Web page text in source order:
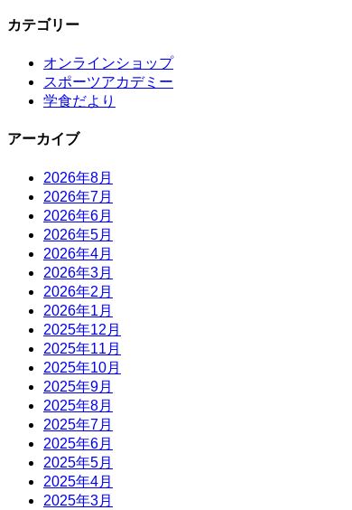
カテゴリー
オンラインショップ
スポーツアカデミー
学食だより
アーカイブ
2026年8月
2026年7月
2026年6月
2026年5月
2026年4月
2026年3月
2026年2月
2026年1月
2025年12月
2025年11月
2025年10月
2025年9月
2025年8月
2025年7月
2025年6月
2025年5月
2025年4月
2025年3月